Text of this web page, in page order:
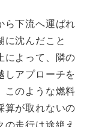
下流へ運ばれ
に沈んだこと
によって、隣の
しアプローチを
このような燃料
算が取れないの